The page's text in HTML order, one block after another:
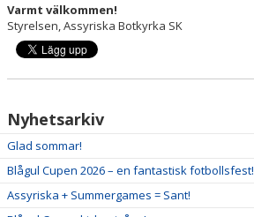
Varmt välkommen!
Styrelsen, Assyriska Botkyrka SK
Nyhetsarkiv
Glad sommar!
Blågul Cupen 2026 – en fantastisk fotbollsfest!
Assyriska + Summergames = Sant!